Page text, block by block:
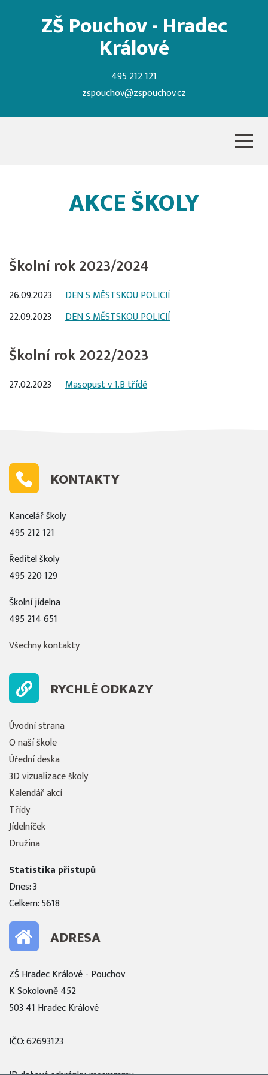
ZŠ Pouchov - Hradec
Králové
495 212 121
zspouchov@zspouchov.cz
AKCE ŠKOLY
Školní rok 2023/2024
26.09.2023
DEN S MĚSTSKOU POLICIÍ
22.09.2023
DEN S MĚSTSKOU POLICIÍ
Školní rok 2022/2023
27.02.2023 Masopust v 1.B třídě
KONTAKTY
Kancelář školy
495 212 121
Ředitel školy
495 220 129
Školní jídelna
495 214 651
Všechny kontakty
RYCHLÉ ODKAZY
Úvodní strana
O naší škole
Úřední deska
3D vizualizace školy
Kalendář akcí
Třídy
Jídelníček
Družina
Statistika přístupů
Dnes: 3
Celkem: 5618
ADRESA
ZŠ Hradec Králové - Pouchov
K Sokolovně 452
503 41 Hradec Králové
IČO: 62693123